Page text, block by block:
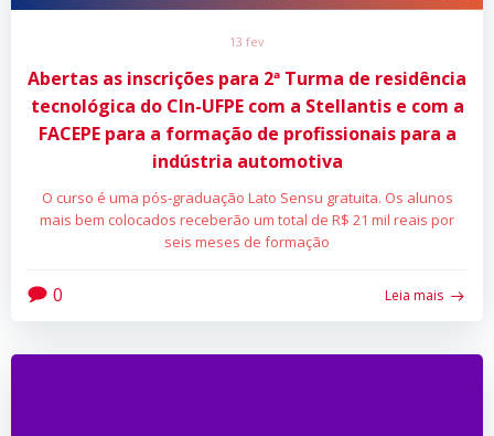
13 fev
Abertas as inscrições para 2ª Turma de residência
tecnológica do CIn-UFPE com a Stellantis e com a
FACEPE para a formação de profissionais para a
indústria automotiva
O curso é uma pós-graduação Lato Sensu gratuita. Os alunos
mais bem colocados receberão um total de R$ 21 mil reais por
seis meses de formação
0 Leia mais